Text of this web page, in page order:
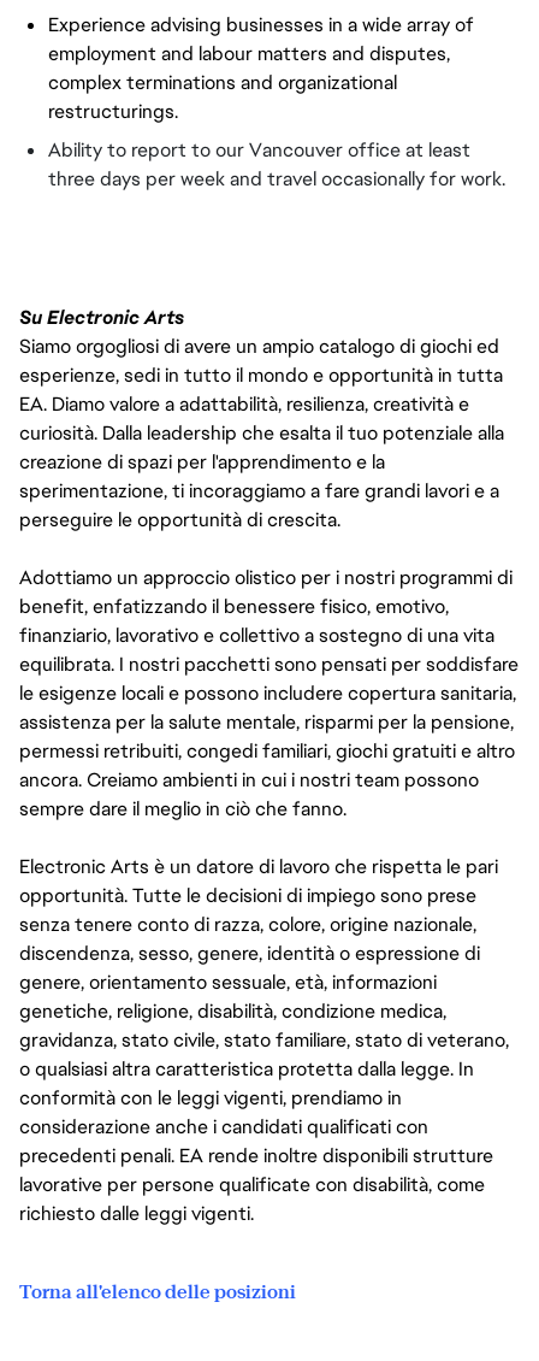
Experience advising businesses in a wide array of
employment and labour matters and disputes,
complex terminations and organizational
restructurings.
Ability to report to our Vancouver office at least
three days per week and travel occasionally for work.
Su Electronic Arts
Siamo orgogliosi di avere un ampio catalogo di giochi ed
esperienze, sedi in tutto il mondo e opportunità in tutta
EA. Diamo valore a adattabilità, resilienza, creatività e
curiosità. Dalla leadership che esalta il tuo potenziale alla
creazione di spazi per l'apprendimento e la
sperimentazione, ti incoraggiamo a fare grandi lavori e a
perseguire le opportunità di crescita.
Adottiamo un approccio olistico per i nostri programmi di
benefit, enfatizzando il benessere fisico, emotivo,
finanziario, lavorativo e collettivo a sostegno di una vita
equilibrata. I nostri pacchetti sono pensati per soddisfare
le esigenze locali e possono includere copertura sanitaria,
assistenza per la salute mentale, risparmi per la pensione,
permessi retribuiti, congedi familiari, giochi gratuiti e altro
ancora. Creiamo ambienti in cui i nostri team possono
sempre dare il meglio in ciò che fanno.
Electronic Arts è un datore di lavoro che rispetta le pari
opportunità. Tutte le decisioni di impiego sono prese
senza tenere conto di razza, colore, origine nazionale,
discendenza, sesso, genere, identità o espressione di
genere, orientamento sessuale, età, informazioni
genetiche, religione, disabilità, condizione medica,
gravidanza, stato civile, stato familiare, stato di veterano,
o qualsiasi altra caratteristica protetta dalla legge. In
conformità con le leggi vigenti, prendiamo in
considerazione anche i candidati qualificati con
precedenti penali. EA rende inoltre disponibili strutture
lavorative per persone qualificate con disabilità, come
richiesto dalle leggi vigenti.
Torna all'elenco delle posizioni